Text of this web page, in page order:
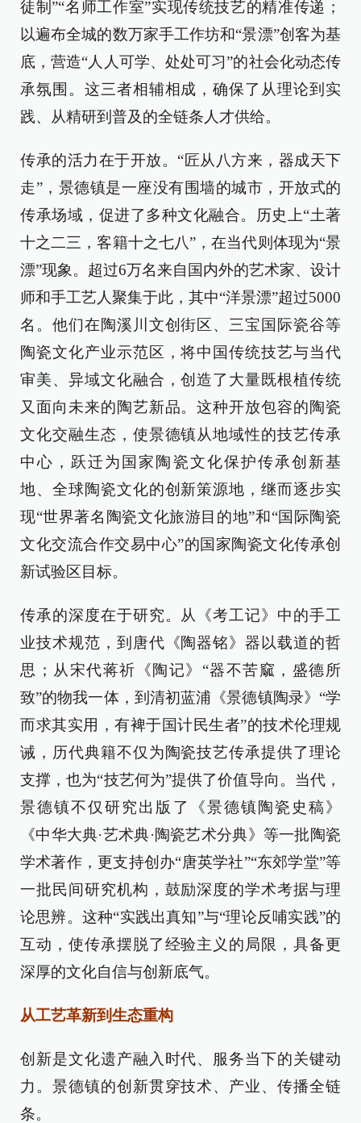
徒制”“名师工作室”实现传统技艺的精准传递；
以遍布全城的数万家手工作坊和“景漂”创客为基
底，营造“人人可学、处处可习”的社会化动态传
承氛围。这三者相辅相成，确保了从理论到实
践、从精研到普及的全链条人才供给。
传承的活力在于开放。“匠从八方来，器成天下
走”，景德镇是一座没有围墙的城市，开放式的
传承场域，促进了多种文化融合。历史上“土著
十之二三，客籍十之七八”，在当代则体现为“景
漂”现象。超过6万名来自国内外的艺术家、设计
师和手工艺人聚集于此，其中“洋景漂”超过5000
名。他们在陶溪川文创街区、三宝国际瓷谷等
陶瓷文化产业示范区，将中国传统技艺与当代
审美、异域文化融合，创造了大量既根植传统
又面向未来的陶艺新品。这种开放包容的陶瓷
文化交融生态，使景德镇从地域性的技艺传承
中心，跃迁为国家陶瓷文化保护传承创新基
地、全球陶瓷文化的创新策源地，继而逐步实
现“世界著名陶瓷文化旅游目的地”和“国际陶瓷
文化交流合作交易中心”的国家陶瓷文化传承创
新试验区目标。
传承的深度在于研究。从《考工记》中的手工
业技术规范，到唐代《陶器铭》器以载道的哲
思；从宋代蒋祈《陶记》“器不苦窳，盛德所
致”的物我一体，到清初蓝浦《景德镇陶录》“学
而求其实用，有裨于国计民生者”的技术伦理规
诫，历代典籍不仅为陶瓷技艺传承提供了理论
支撑，也为“技艺何为”提供了价值导向。当代，
景德镇不仅研究出版了《景德镇陶瓷史稿》
《中华大典·艺术典·陶瓷艺术分典》等一批陶瓷
学术著作，更支持创办“唐英学社”“东郊学堂”等
一批民间研究机构，鼓励深度的学术考据与理
论思辨。这种“实践出真知”与“理论反哺实践”的
互动，使传承摆脱了经验主义的局限，具备更
深厚的文化自信与创新底气。
从工艺革新到生态重构
创新是文化遗产融入时代、服务当下的关键动
力。景德镇的创新贯穿技术、产业、传播全链
条。